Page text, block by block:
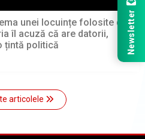
unei locuințe folosite de
îl acuză că are datorii,
țintă politică
articolele
Newsletter